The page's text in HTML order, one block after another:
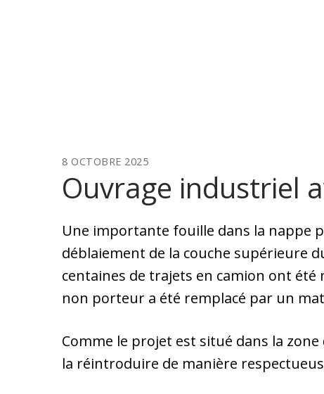
8 OCTOBRE 2025
Ouvrage industriel
Une importante fouille dans la nappe
déblaiement de la couche supérieure
centaines de trajets en camion ont été
non porteur a été remplacé par un
Comme le projet est situé dans la
la réintroduire de manière